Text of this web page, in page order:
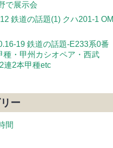
で展示会
鉄道の話題(1) クハ201-1 OM
19 鉄道の話題-E233系0番
種・甲州カシオペア・西武
連2本甲種etc
ー
間